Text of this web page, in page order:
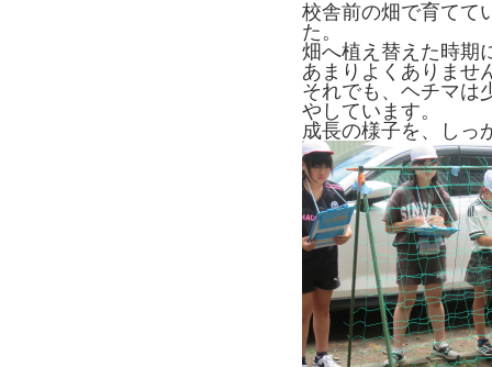
校舎前の畑で育てて
た。
畑へ植え替えた時期
あまりよくありませ
それでも、ヘチマは
やしています。
成長の様子を、しっ